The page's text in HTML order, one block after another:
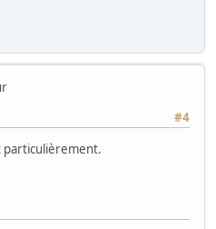
#4
particulièrement.